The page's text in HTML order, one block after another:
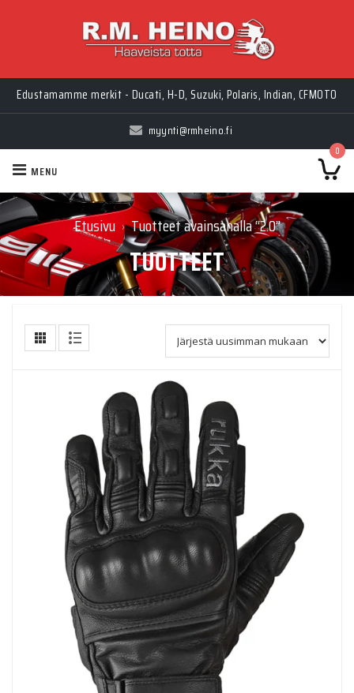
Edustamamme merkit - Ducati, H-D, Suzuki, Polaris, Indian, CFMOTO
myynti@rmheino.fi
0
MENU
Etusivu › Tuotteet avainsanalla “2.0”
TUOTTEET